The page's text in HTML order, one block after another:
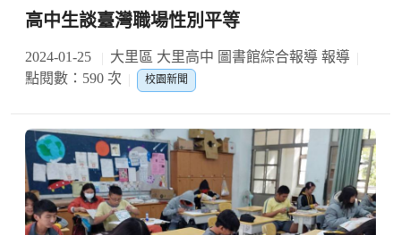
高中生談臺灣職場性別平等
2024-01-25
大里區 大里高中 圖書館綜合報導 報導
點閱數：590 次
校園新聞